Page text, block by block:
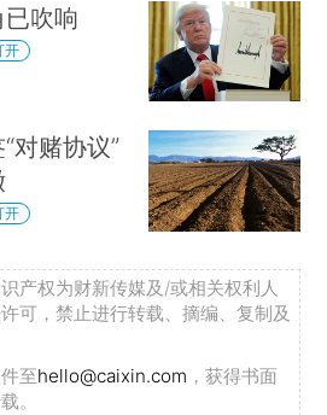
吹响
开
对赌协议”
开
产权为财新传媒及/或相关权利人
可，禁止进行转载、摘编、复制及
至hello@caixin.com ，获得书面
。